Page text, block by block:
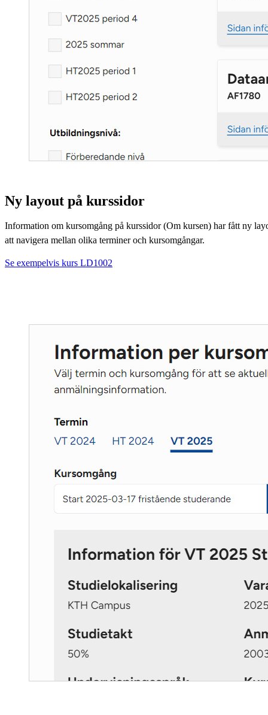
Ny layout på kurssidor
Information om kursomgång på kurssidor (Om kursen) har fått ny
att navigera mellan olika terminer och kursomgångar.
Se exempelvis kurs LD1002